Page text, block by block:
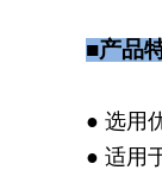
■
● 选用
● 适用